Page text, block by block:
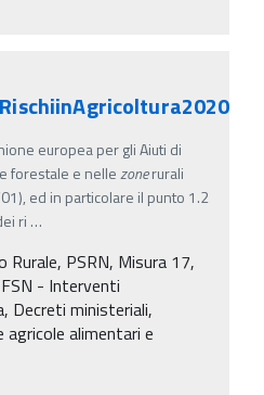
europea per gli Aiuti di
forestale e nellezonerurali
ed in particolare il punto 1.2
ri …
Rurale, PSRN, Misura 17,
- Interventi
Decreti ministeriali,
alimentari e